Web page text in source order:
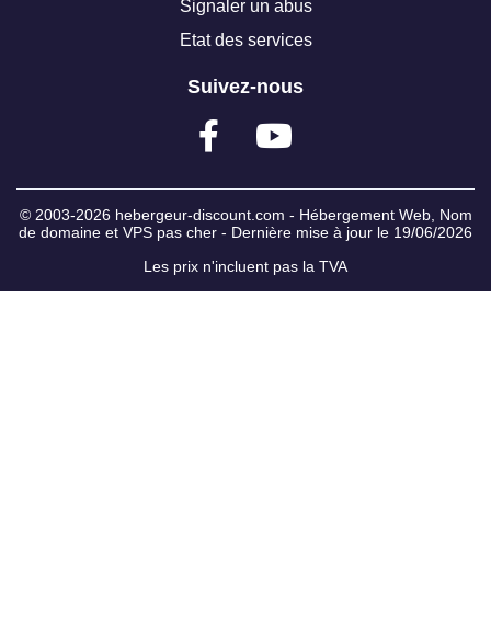
Signaler un abus
Etat des services
Suivez-nous
© 2003-2026 hebergeur-discount.com - Hébergement Web, Nom
de domaine et VPS pas cher - Dernière mise à jour le 19/06/2026
Les prix n'incluent pas la TVA